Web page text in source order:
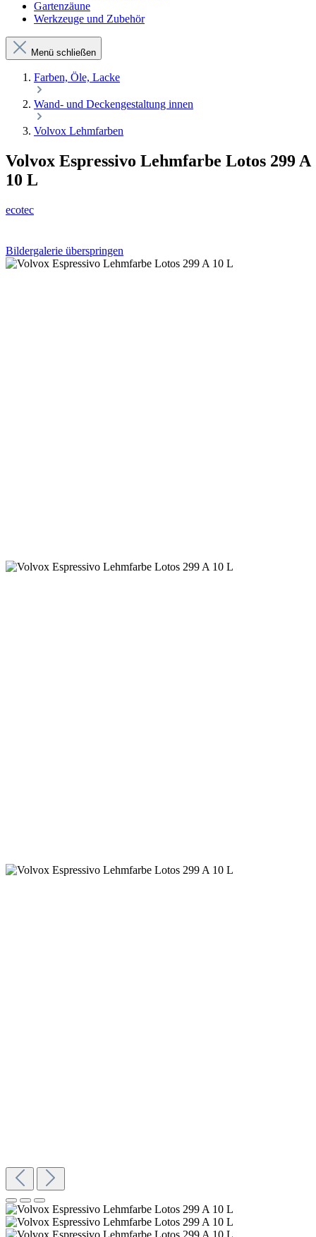
Gartenzäune
Werkzeuge und Zubehör
Menü schließen
Farben, Öle, Lacke
Wand- und Deckengestaltung innen
Volvox Lehmfarben
Volvox Espressivo Lehmfarbe Lotos 299 A
10 L
ecotec
Bildergalerie überspringen